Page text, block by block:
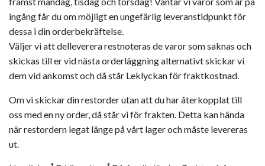
ingång får du om möjligt en ungefärlig leveranstidpunkt för
dessa i din orderbekräftelse.
Väljer vi att delleverera restnoteras de varor som saknas och
skickas till er vid nästa orderläggning alternativt skickar vi
dem vid ankomst och då står Leklyckan för fraktkostnad.
Om vi skickar din restorder utan att du har återkopplat till
oss med en ny order, då står vi för frakten. Detta kan hända
när restordern legat länge på vårt lager och måste levereras
ut.